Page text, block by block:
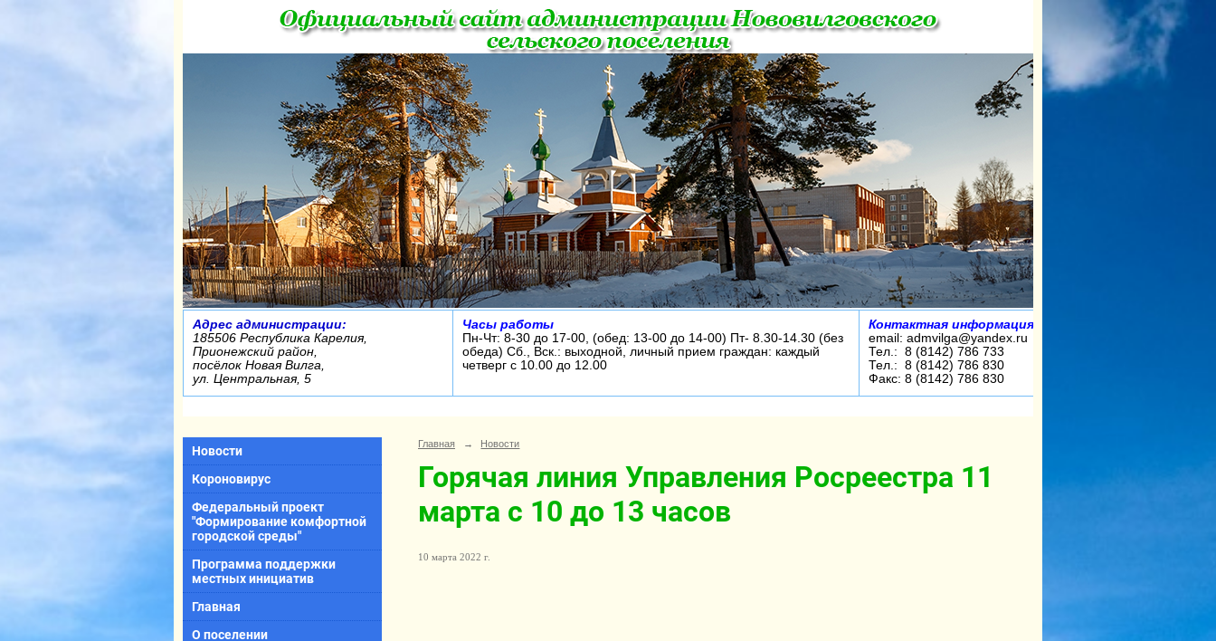
Адрес администрации:
185506 Республика Карелия,
Прионежский район,
посёлок Новая Вилга,
ул. Центральная, 5
Часы работы
Пн-Чт: 8-30 до 17-00, (обед: 13-00 до 14-00) Пт- 8.30-14.30 (без
обеда) Сб., Вск.: выходной, личный прием граждан: каждый
четверг с 10.00 до 12.00
Контактная информация:
email: admvilga@yandex.ru
Тел.: 8 (8142) 786 733
Тел.: 8 (8142) 786 830
Факс: 8 (8142) 786 830
Новости
Короновирус
Федеральный проект
"Формирование комфортной
городской среды"
Программа поддержки
местных инициатив
Главная
О поселении
Главная → Новости
Горячая линия Управления Росреестра 11
марта с 10 до 13 часов
10 марта 2022 г.